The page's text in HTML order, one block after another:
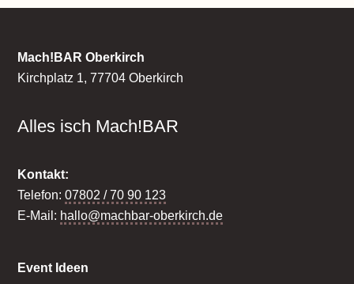
Mach!BAR Oberkirch
Kirchplatz 1, 77704 Oberkirch
Alles isch Mach!BAR
Kontakt:
Telefon:07802 / 70 90 123
E-Mail: hallo@machbar-oberkirch.de
Event Ideen